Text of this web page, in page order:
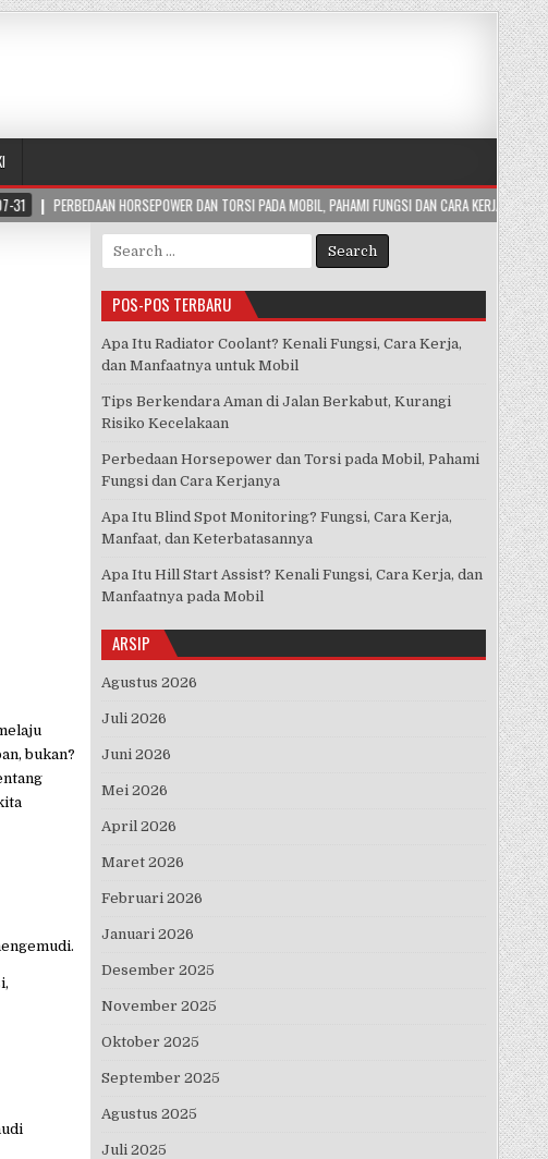
DAN TORSI PADA MOBIL, PAHAMI FUNGSI DAN CARA KERJANYA 2026-07-29
bukan?
Search
for:
POS-POS TERBARU
Apa Itu Radiator Coolant? Kenali Fungsi, Cara Kerja,
dan Manfaatnya untuk Mobil
Tips Berkendara Aman di Jalan Berkabut, Kurangi
Risiko Kecelakaan
Perbedaan Horsepower dan Torsi pada Mobil, Pahami
Fungsi dan Cara Kerjanya
Apa Itu Blind Spot Monitoring? Fungsi, Cara Kerja,
Manfaat, dan Keterbatasannya
Apa Itu Hill Start Assist? Kenali Fungsi, Cara Kerja, dan
Manfaatnya pada Mobil
ARSIP
Agustus 2026
Juli 2026
Juni 2026
Mei 2026
April 2026
Maret 2026
Februari 2026
Januari 2026
Desember 2025
November 2025
Oktober 2025
September 2025
Agustus 2025
Juli 2025